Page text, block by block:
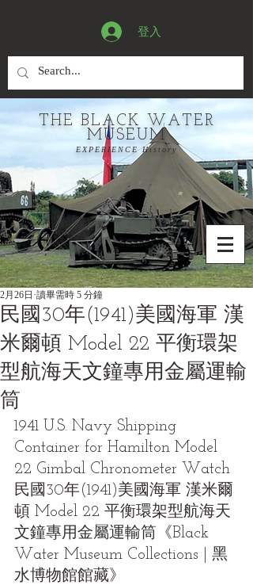
登入
THE BLACK WATER
MUSEUM
EXPERIENCE History
民國30年(1941)美國海軍 漢
米爾頓 Model 22 平衡環架
型航海天文鐘專用金屬運輸
筒
2月26日 讀畢需時 5 分鐘
1941 U.S. Navy Shipping
Container for Hamilton Model
22 Gimbal Chronometer Watch
民國30年(1941)美國海軍 漢米爾
頓 Model 22 平衡環架型航海天
文鐘專用金屬運輸筒
《Black
Water Museum Collections | 黑
水博物館館藏》